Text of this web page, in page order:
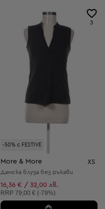
-50% с FESTIVE
3
More & More XS
Дамска блуза без ръкави
16,36 € / 32,00 лв.
Препоръчителна цена:
RRP 79,00 € (-79%)